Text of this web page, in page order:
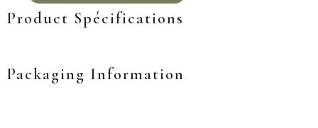
Product Spécifications
Packaging Information